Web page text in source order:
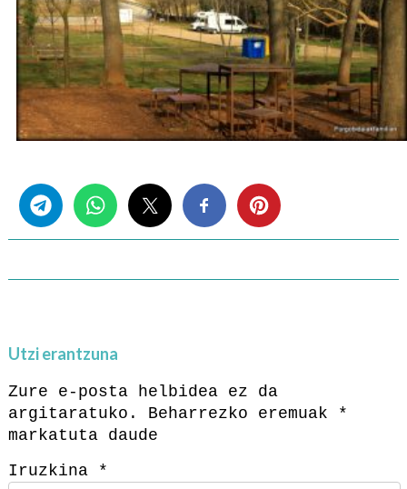
Utzi erantzuna
Zure e-posta helbidea ez da
argitaratuko.
Beharrezko eremuak
*
markatuta daude
Iruzkina
*